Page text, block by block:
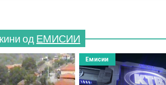
од ЕМИСИИ
Емисии